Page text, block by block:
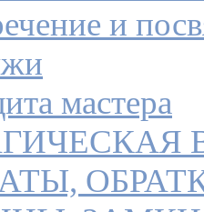
и
мастера